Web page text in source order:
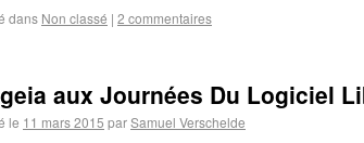
dans Non classé | 2 commentaires
aux Journées Du Logiciel
le 11 mars 2015 parSamuel Verschelde